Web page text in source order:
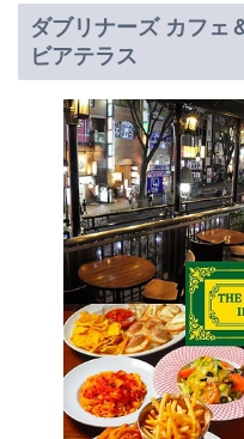
ダブリナーズ カフェ
ビアテラス